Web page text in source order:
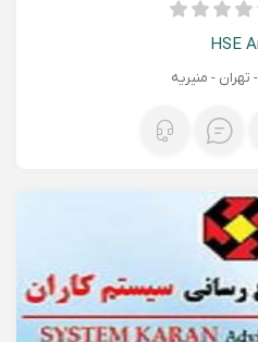
HSE
تهران - منیریه